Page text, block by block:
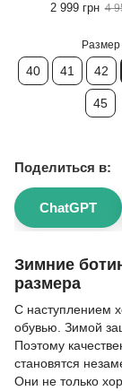
2 999 грн 4
Размер
40 41 42
45
Зимние
размера
С наступлением
обувью. Зимой
Поэтому
становятся
Они не только
Поделиться в:
ChatGPT